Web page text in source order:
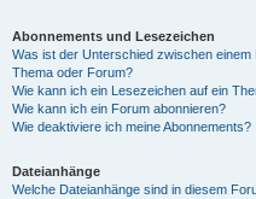
Abonnements und Lesezeichen
Was ist der Unterschied zwischen
Thema oder Forum?
Wie kann ich ein Lesezeichen auf ein
Wie kann ich ein Forum abonnieren?
Wie deaktiviere ich meine Abonnements?
Dateianhänge
Welche Dateianhänge sind in diesem